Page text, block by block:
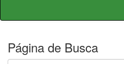
Página de Busca